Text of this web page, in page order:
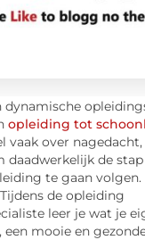
dynamische
opleiding tot
vaak over
daadwerkelijk de
te gaan
de opleiding
leer je wat je
een mooie en